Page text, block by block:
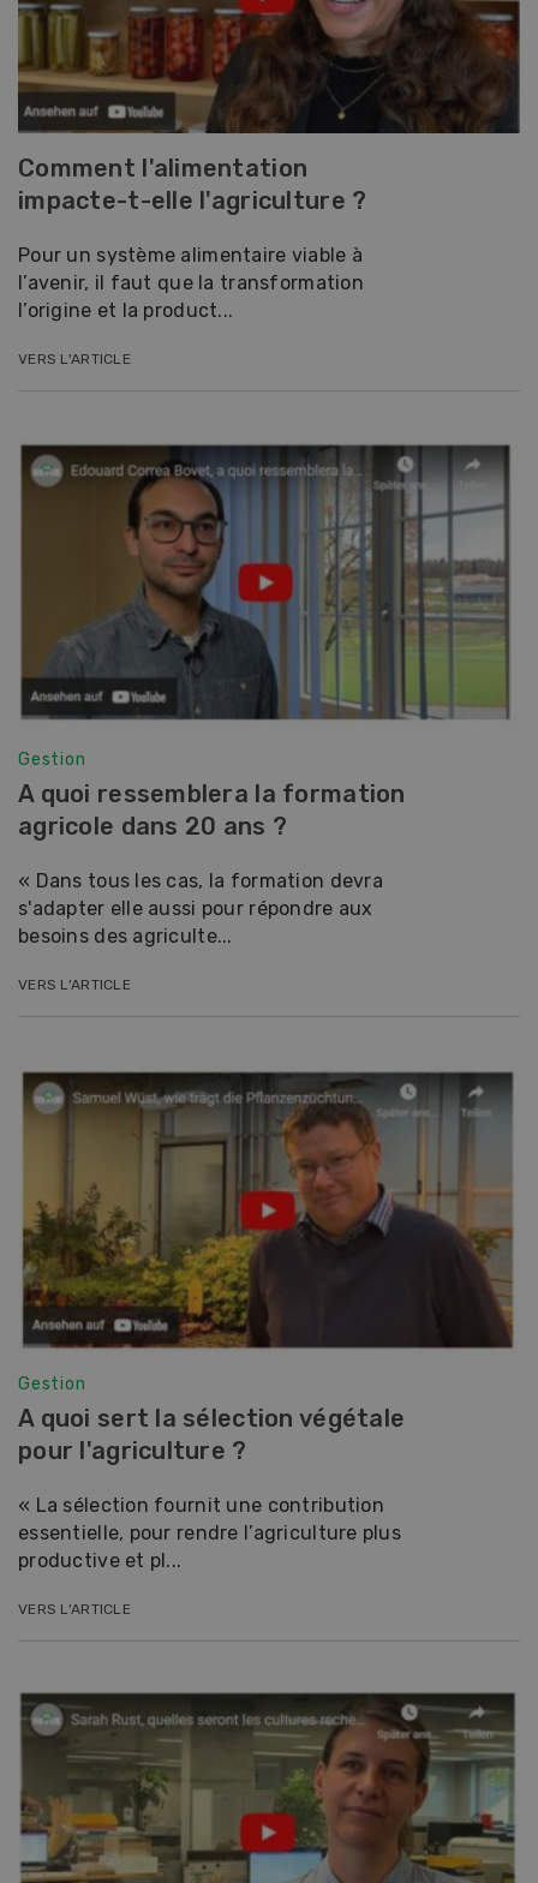
Comment l'alimentation
impacte-t-elle l'agriculture ?
Pour un système alimentaire viable à
l’avenir, il faut que la transformation
l’origine et la product...
VERS L'ARTICLE
Gestion
A quoi ressemblera la formation
agricole dans 20 ans ?
« Dans tous les cas, la formation devra
s'adapter elle aussi pour répondre aux
besoins des agriculte...
VERS L'ARTICLE
Gestion
A quoi sert la sélection végétale
pour l'agriculture ?
« La sélection fournit une contribution
essentielle, pour rendre l’agriculture plus
productive et pl...
VERS L'ARTICLE